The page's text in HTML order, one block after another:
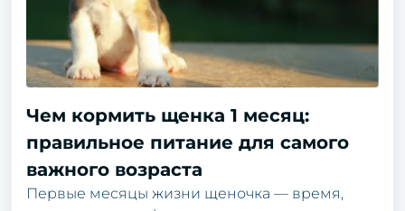
Чем кормить щенка 1 месяц:
правильное питание для самого
важного возраста
Первые месяцы жизни щеночка — время,